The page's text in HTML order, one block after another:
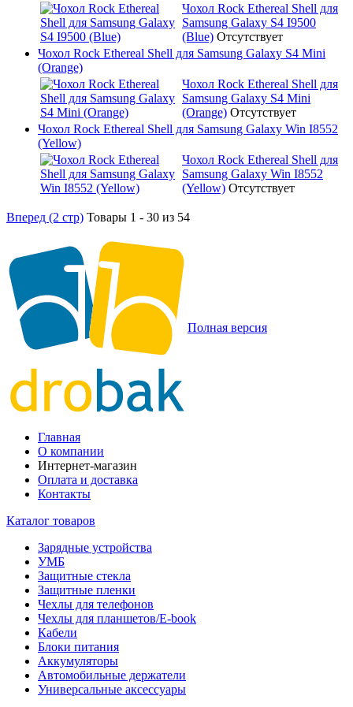
Чохол Rock Ethereal Shell для
Samsung Galaxy S4 I9500
(Blue) Отсутствует
Чохол Rock Ethereal Shell для Samsung Galaxy S4 Mini
(Orange)
Чохол Rock Ethereal Shell для
Samsung Galaxy S4 Mini
(Orange) Отсутствует
Чохол Rock Ethereal Shell для Samsung Galaxy Win I8552
(Yellow)
Чохол Rock Ethereal Shell для
Samsung Galaxy Win I8552
(Yellow) Отсутствует
Вперед (2 стр) Товары 1 - 30 из 54
Полная версия
Главная
О компании
Интернет-магазин
Оплата и доставка
Контакты
Каталог товаров
Зарядные устройства
УМБ
Защитные стекла
Защитные пленки
Чехлы для телефонов
Чехлы для планшетов/E-book
Кабели
Блоки питания
Аккумуляторы
Автомобильные держатели
Универсальные аксессуары